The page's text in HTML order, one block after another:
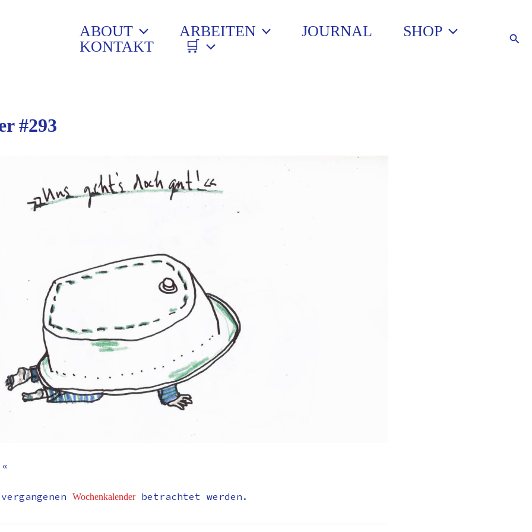
ABOUT ARBEITEN JOURNAL
SHOP
KONTAKT
🛒
#293
Wochenkalenderbetrachtet werden.